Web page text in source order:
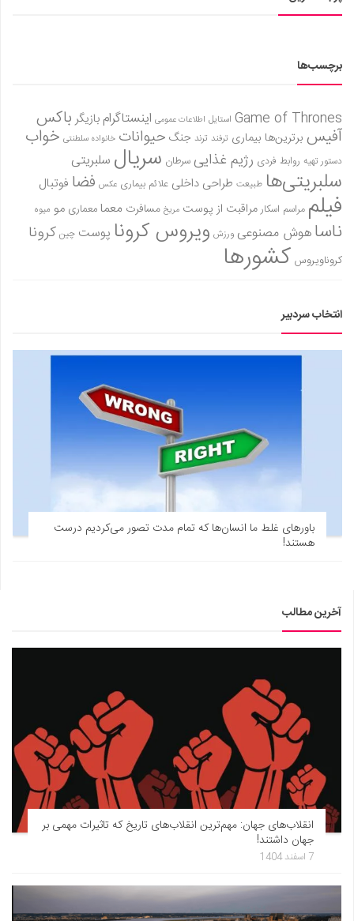
برچسب‌ها
Game of Thrones استایل اطلاعات عمومی اینستاگرام بازیگر باکس
آفیس برترین‌ها بیماری ترفند ترند جنگ حیوانات خانواده سلطنتی خواب
دستور تهیه روابط فردی رژیم غذاییسرطان سریال سلبریتی
سلبریتی‌ها طبیعت طراحی داخلی علائم بیماری عکس فضا فوتبال
فیلم مراسم اسکارمراقبت از پوست مریخ مسافرت معمامعماری مو میوه
ناساهوش مصنوعی ورزش ویروس کرونا پوست چین کرونا
کروناویروس کشورها
انتخاب سردبیر
باورهای غلط ما انسان‌ها که تمام مدت تصور می‌کردیم درست
هستند!
آخرین مطالب
انقلاب‌های جهان: مهم‌ترین انقلاب‌های تاریخ که تاثیرات مهمی بر
جهان داشتند!
7 اسفند 1404